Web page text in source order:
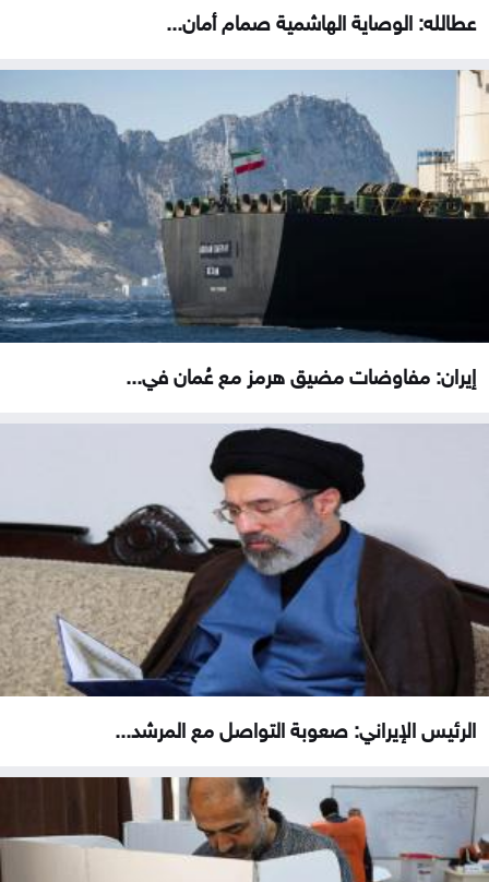
عطالله: الوصاية الهاشمية صمام أمان...
إيران: مفاوضات مضيق هرمز مع عُمان في...
الرئيس الإيراني: صعوبة التواصل مع المرشد...